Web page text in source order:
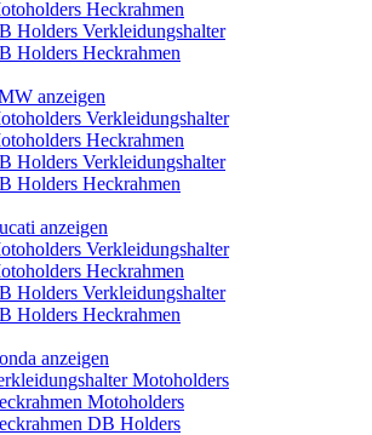
Heckrahmen
Holders Verkleidungshalter
Holders Heckrahmen
anzeigen
Verkleidungshalter
Heckrahmen
Holders Verkleidungshalter
Holders Heckrahmen
anzeigen
Verkleidungshalter
Heckrahmen
Holders Verkleidungshalter
Holders Heckrahmen
anzeigen
Motoholders
Motoholders
DB Holders